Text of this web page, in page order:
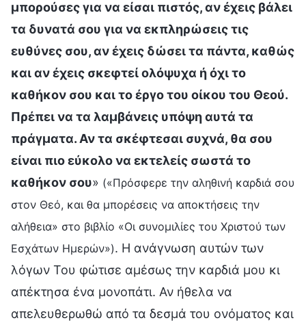
μπορούσες για να είσαι πιστός, αν έχεις βάλει
τα δυνατά σου για να εκπληρώσεις τις
ευθύνες σου, αν έχεις δώσει τα πάντα, καθώς
και αν έχεις σκεφτεί ολόψυχα ή όχι το
καθήκον σου και το έργο του οίκου του Θεού.
Πρέπει να τα λαμβάνεις υπόψη αυτά τα
πράγματα. Αν τα σκέφτεσαι συχνά, θα σου
είναι πιο εύκολο να εκτελείς σωστά το
καθήκον σου» («Πρόσφερε την αληθινή καρδιά σου
στον Θεό, και θα μπορέσεις να αποκτήσεις την
αλήθεια» στο βιβλίο «Οι συνομιλίες του Χριστού των
Εσχάτων Ημερών»). Η ανάγνωση αυτών των
λόγων Του φώτισε αμέσως την καρδιά μου κι
απέκτησα ένα μονοπάτι. Αν ήθελα να
απελευθερωθώ από τα δεσμά του ονόματος και